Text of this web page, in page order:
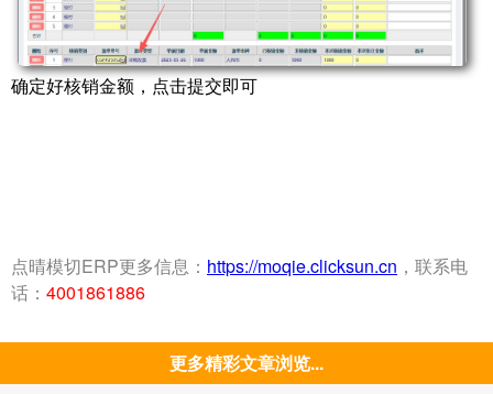
确定好核销金额，点击提交即可
点晴模切ERP更多信息： https://moqie.clicksun.cn ，联系电
话： 4001861886
更多精彩文章浏览...